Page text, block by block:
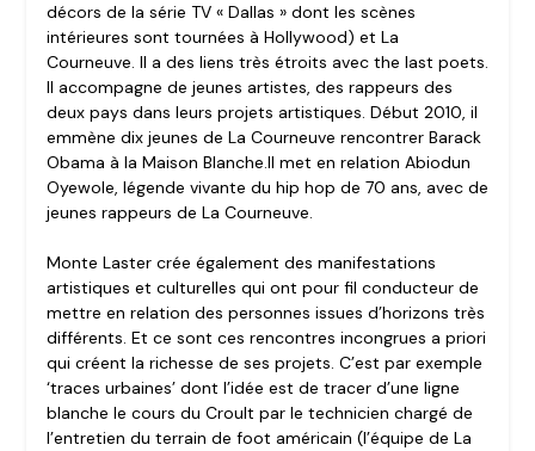
décors de la série TV « Dallas » dont les scènes
intérieures sont tournées à Hollywood) et La
Courneuve. Il a des liens très étroits avec the last poets.
Il accompagne de jeunes artistes, des rappeurs des
deux pays dans leurs projets artistiques. Début 2010, il
emmène dix jeunes de La Courneuve rencontrer Barack
Obama à la Maison Blanche.Il met en relation Abiodun
Oyewole, légende vivante du hip hop de 70 ans, avec de
jeunes rappeurs de La Courneuve.
Monte Laster crée également des manifestations
artistiques et culturelles qui ont pour fil conducteur de
mettre en relation des personnes issues d’horizons très
différents. Et ce sont ces rencontres incongrues a priori
qui créent la richesse de ses projets. C’est par exemple
‘traces urbaines’ dont l’idée est de tracer d’une ligne
blanche le cours du Croult par le technicien chargé de
l’entretien du terrain de foot américain (l’équipe de La